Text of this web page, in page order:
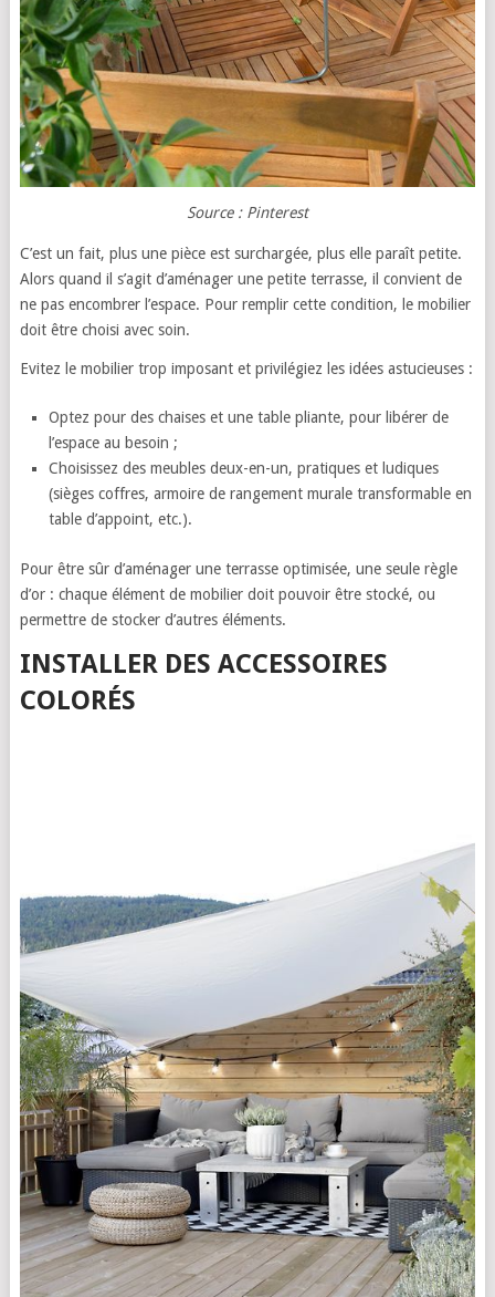
Source : Pinterest
C’est un fait, plus une pièce est surchargée, plus elle paraît petite.
Alors quand il s’agit d’aménager une petite terrasse, il convient de
ne pas encombrer l’espace. Pour remplir cette condition, le mobilier
doit être choisi avec soin.
Evitez le mobilier trop imposant et privilégiez les idées astucieuses :
Optez pour des chaises et une table pliante, pour libérer de
l’espace au besoin ;
Choisissez des meubles deux-en-un, pratiques et ludiques
(sièges coffres, armoire de rangement murale transformable en
table d’appoint, etc.).
Pour être sûr d’aménager une terrasse optimisée, une seule règle
d’or : chaque élément de mobilier doit pouvoir être stocké, ou
permettre de stocker d’autres éléments.
INSTALLER DES ACCESSOIRES
COLORÉS